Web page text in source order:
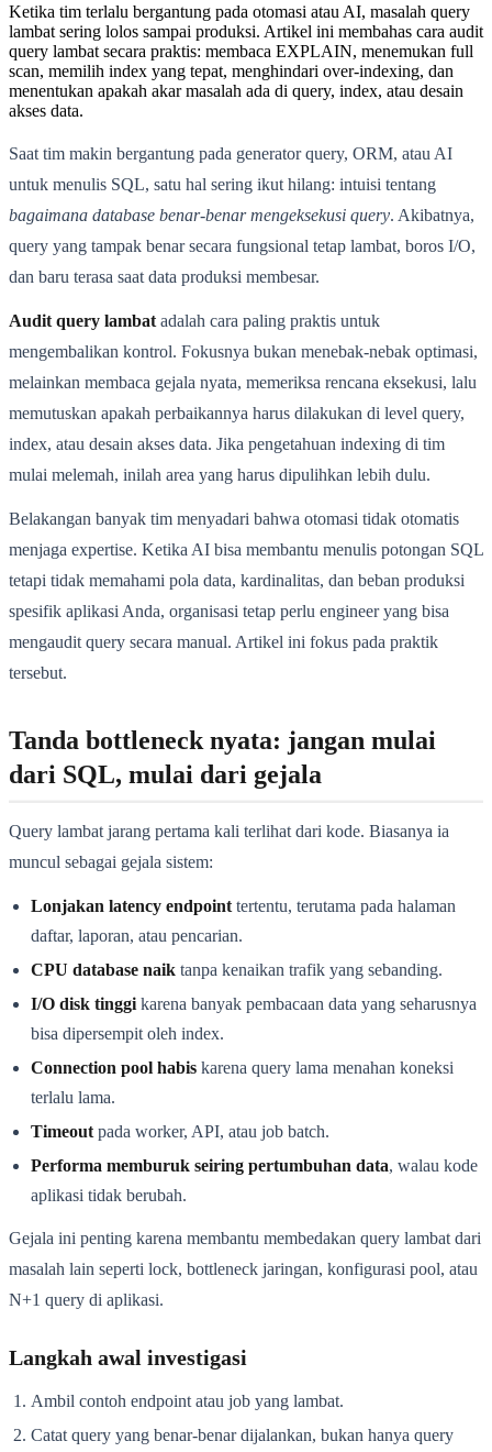
Ketika tim terlalu bergantung pada otomasi atau AI, masalah query
lambat sering lolos sampai produksi. Artikel ini membahas cara audit
query lambat secara praktis: membaca EXPLAIN, menemukan full
scan, memilih index yang tepat, menghindari over-indexing, dan
menentukan apakah akar masalah ada di query, index, atau desain
akses data.
Saat tim makin bergantung pada generator query, ORM, atau AI
untuk menulis SQL, satu hal sering ikut hilang: intuisi tentang
bagaimana database benar-benar mengeksekusi query. Akibatnya,
query yang tampak benar secara fungsional tetap lambat, boros I/O,
dan baru terasa saat data produksi membesar.
Audit query lambat adalah cara paling praktis untuk
mengembalikan kontrol. Fokusnya bukan menebak-nebak optimasi,
melainkan membaca gejala nyata, memeriksa rencana eksekusi, lalu
memutuskan apakah perbaikannya harus dilakukan di level query,
index, atau desain akses data. Jika pengetahuan indexing di tim
mulai melemah, inilah area yang harus dipulihkan lebih dulu.
Belakangan banyak tim menyadari bahwa otomasi tidak otomatis
menjaga expertise. Ketika AI bisa membantu menulis potongan SQL
tetapi tidak memahami pola data, kardinalitas, dan beban produksi
spesifik aplikasi Anda, organisasi tetap perlu engineer yang bisa
mengaudit query secara manual. Artikel ini fokus pada praktik
tersebut.
Tanda bottleneck nyata: jangan mulai
dari SQL, mulai dari gejala
Query lambat jarang pertama kali terlihat dari kode. Biasanya ia
muncul sebagai gejala sistem:
Lonjakan latency endpoint tertentu, terutama pada halaman
daftar, laporan, atau pencarian.
CPU database naik tanpa kenaikan trafik yang sebanding.
I/O disk tinggi karena banyak pembacaan data yang seharusnya
bisa dipersempit oleh index.
Connection pool habis karena query lama menahan koneksi
terlalu lama.
Timeout pada worker, API, atau job batch.
Performa memburuk seiring pertumbuhan data, walau kode
aplikasi tidak berubah.
Gejala ini penting karena membantu membedakan query lambat dari
masalah lain seperti lock, bottleneck jaringan, konfigurasi pool, atau
N+1 query di aplikasi.
Langkah awal investigasi
Ambil contoh endpoint atau job yang lambat.
Catat query yang benar-benar dijalankan, bukan hanya query